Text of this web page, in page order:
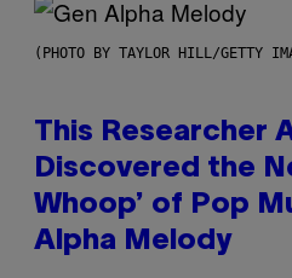
(PHOTO BY TAYLOR HILL/GETTY
This Researcher
Discovered the
Whoop’ of Pop
Alpha Melody